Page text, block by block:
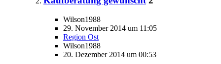
Wilson1988
29. November 2014 um 11:05
Region Ost
Wilson1988
20. Dezember 2014 um 00:53